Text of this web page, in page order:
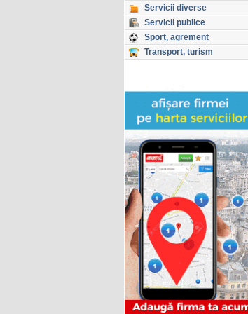
Servicii diverse
Servicii publice
Sport, agrement
Transport, turism